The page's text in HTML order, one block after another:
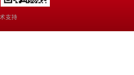
支持